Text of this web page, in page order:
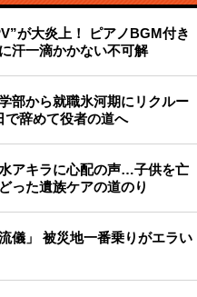
が大炎上！ ピアノBGM付き
汗一滴かかない不可解
部から就職氷河期にリクルー
で辞めて役者の道へ
アキラに心配の声…子供を亡
った遺族ケアの道のり
儀」 被災地一番乗りがエラい